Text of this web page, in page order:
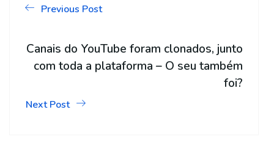
Previous Post
Canais do YouTube foram clonados, junto
com toda a plataforma – O seu também
foi?
Next Post